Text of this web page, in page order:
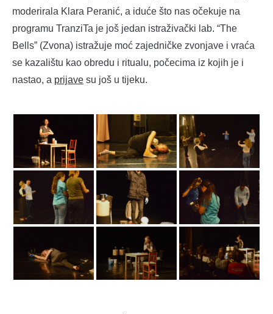
moderirala Klara Peranić, a iduće što nas očekuje na
programu TranziTa je još jedan istraživački lab. “The
Bells” (Zvona) istražuje moć zajedničke zvonjave i vraća
se kazalištu kao obredu i ritualu, počecima iz kojih je i
nastao, a prijave su još u tijeku.